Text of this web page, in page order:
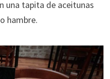
una tapita de aceitunas
hambre.